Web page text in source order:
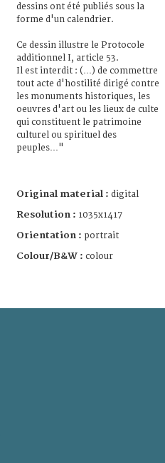
dessins ont été publiés sous la
forme d'un calendrier.
Ce dessin illustre le Protocole
additionnel I, article 53.
Il est interdit : (…) de commettre
tout acte d'hostilité dirigé contre
les monuments historiques, les
oeuvres d'art ou les lieux de culte
qui constituent le patrimoine
culturel ou spirituel des
peuples…"
Original material : digital
Resolution : 1035x1417
Orientation : portrait
Colour/B&W : colour